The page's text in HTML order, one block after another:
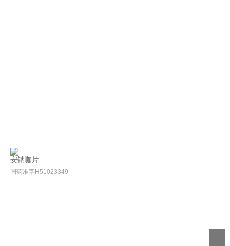
安钠咖片
国药准字H51023349